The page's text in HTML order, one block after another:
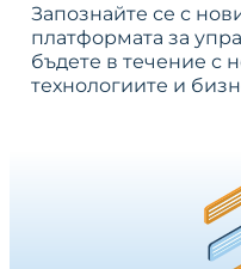
Запознайте се с
платформата за
бъдете в течение с
технологиите и